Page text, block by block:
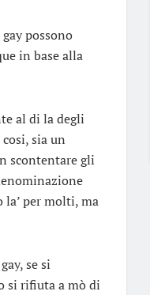
possono
in base alla
al di la degli
sia un
scontentare gli
per molti, ma
se si
si rifiuta a mò di